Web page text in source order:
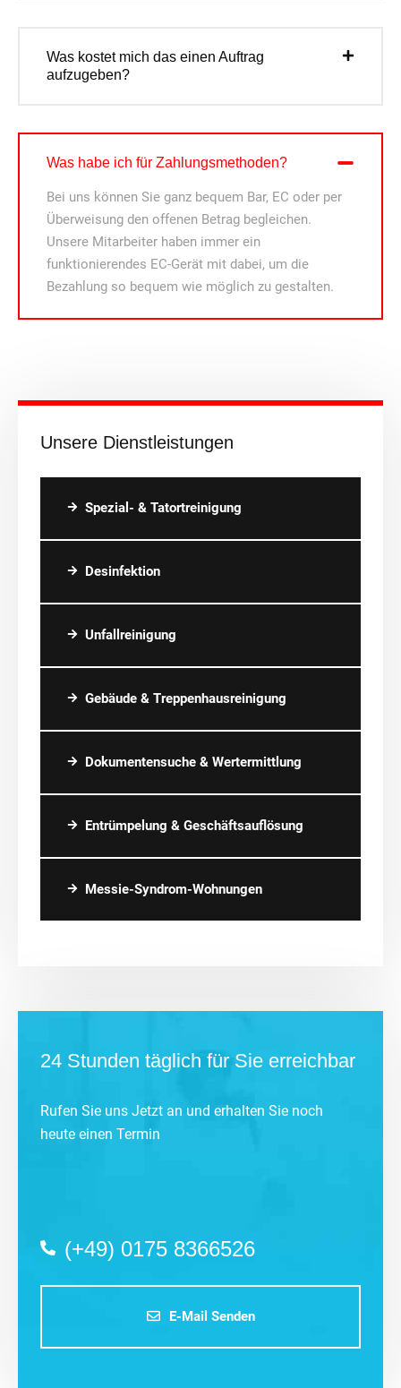
Unsere Dienstleistungen
Spezial- & Tatortreinigung
Desinfektion
Unfallreinigung
Gebäude & Treppenhausreinigung
Dokumentensuche & Wertermittlung
Entrümpelung & Geschäftsauflösung
Messie-Syndrom-Wohnungen
24 Stunden täglich für Sie erreichbar
Rufen Sie uns Jetzt an und erhalten Sie noch
heute einen Termin
(+49) 0175 8366526
E-Mail Senden
Was kostet mich das einen Auftrag
aufzugeben?
Was habe ich für Zahlungsmethoden?
Bei uns können Sie ganz bequem Bar, EC oder per
Überweisung den offenen Betrag begleichen.
Unsere Mitarbeiter haben immer ein
funktionierendes EC-Gerät mit dabei, um die
Bezahlung so bequem wie möglich zu gestalten.